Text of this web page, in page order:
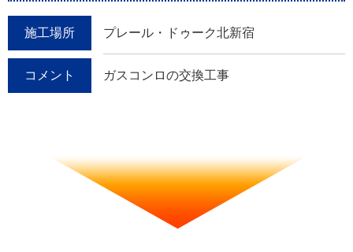
施工場所 プレール・ドゥーク北新宿
コメント ガスコンロの交換工事